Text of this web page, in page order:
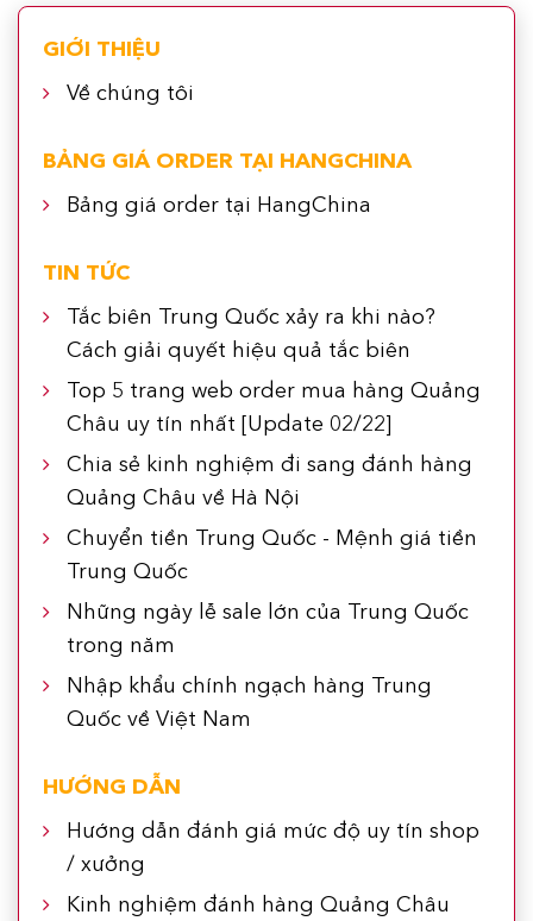
GIỚI THIỆU
Về chúng tôi
BẢNG GIÁ ORDER TẠI HANGCHINA
Bảng giá order tại HangChina
TIN TỨC
Tắc biên Trung Quốc xảy ra khi nào?
Cách giải quyết hiệu quả tắc biên
Top 5 trang web order mua hàng Quảng
Châu uy tín nhất [Update 02/22]
Chia sẻ kinh nghiệm đi sang đánh hàng
Quảng Châu về Hà Nội
Chuyển tiền Trung Quốc - Mệnh giá tiền
Trung Quốc
Những ngày lễ sale lớn của Trung Quốc
trong năm
Nhập khẩu chính ngạch hàng Trung
Quốc về Việt Nam
HƯỚNG DẪN
Hướng dẫn đánh giá mức độ uy tín shop
/ xưởng
Kinh nghiệm đánh hàng Quảng Châu